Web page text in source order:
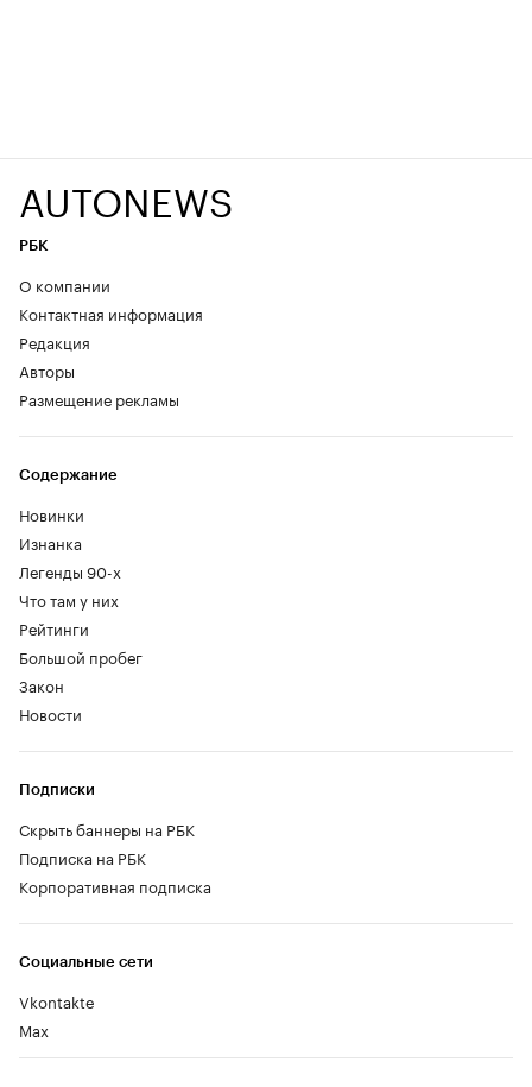
AUTONEWS
РБК
О компании
Контактная информация
Редакция
Авторы
Размещение рекламы
Содержание
Новинки
Изнанка
Легенды 90-х
Что там у них
Рейтинги
Большой пробег
Закон
Новости
Социальные сети
Vkontakte
Max
Подписки
Скрыть баннеры на РБК
Подписка на РБК
Корпоративная подписка